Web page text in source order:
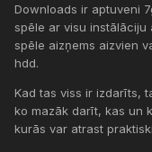
Downloads ir aptuveni
spēle ar visu instālāciju
spēle aizņems aizvien
hdd.
Kad tas viss ir izdarīts,
ko mazāk darīt, kas un
kurās var atrast